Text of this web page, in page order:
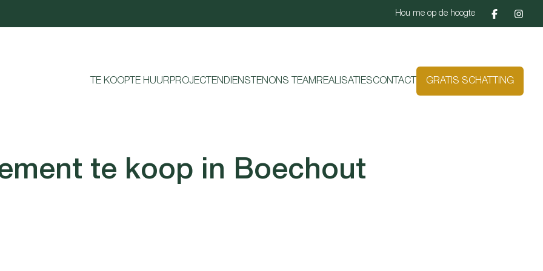
Hou me op de hoogte
TE KOOPTE HUUR PROJECTEN DIENSTEN ONS TEAM REALISATIESCONTACT GRATIS SCHATTING
te koop in Boechout